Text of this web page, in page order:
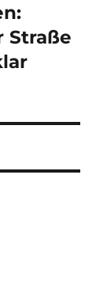
Straße